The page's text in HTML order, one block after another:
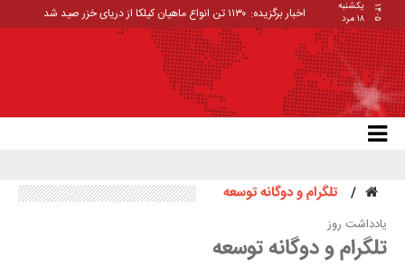
۱۴۰۵
یکشنبه
۱۸ مرد
اخبار برگزیده: ۱۱۳۰ تن انواع ماهیان کیلکا از دریای خزر صید شد
تلگرام و دوگانه توسعه
یادداشت روز
تلگرام و دوگانه توسعه